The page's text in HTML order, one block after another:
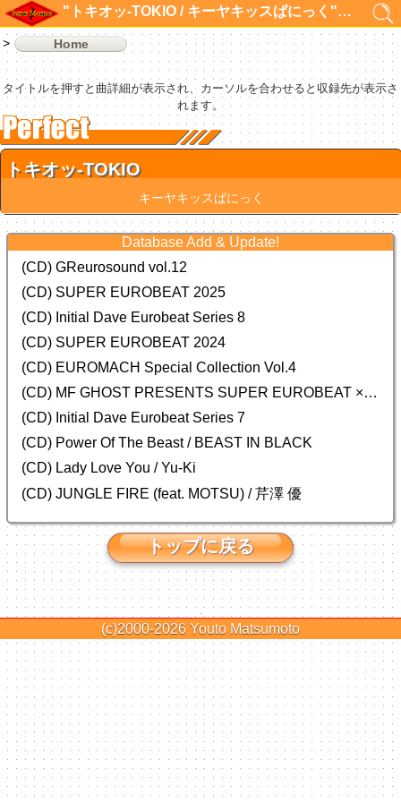
"トキオッ-TOKIO / キーヤキッスぱにっく"の検索結果 1件
Home
タイトルを押すと曲詳細が表示され、カーソルを合わせると収録先が表示さ
れます。
トキオッ-TOKIO
キーヤキッスぱにっく
Database Add & Update!
(CD) GReurosound vol.12
(CD) SUPER EUROBEAT 2025
(CD) Initial Dave Eurobeat Series 8
(CD) SUPER EUROBEAT 2024
(CD) EUROMACH Special Collection Vol.4
(CD) MF GHOST PRESENTS SUPER EUROBEAT × ORIGINAL SOUNDTRACK NEW COLLECTION
(CD) Initial Dave Eurobeat Series 7
(CD) Power Of The Beast / BEAST IN BLACK
(CD) Lady Love You / Yu-Ki
(CD) JUNGLE FIRE (feat. MOTSU) / 芹澤 優
トップに戻る
(c)2000-2026 Youto Matsumoto